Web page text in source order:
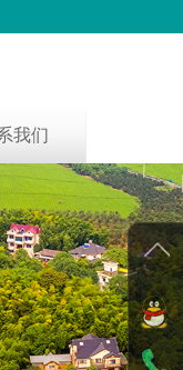
我们